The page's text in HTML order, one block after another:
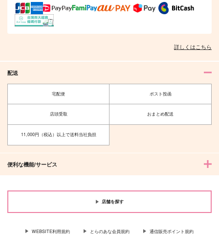
作品詳細 作品詳細 作品詳細
制服、深夜2時。 2
竹書房
858円
作品詳細
666DOPES
KADOKAWA
作品詳細
イト
792
作品詳細
詳しくはこちら
配送
宅配便 ポスト投函
店頭受取 おまとめ配送
11,000円（税込）以上で送料当社負担
便利な機能/サービス
店舗を探す
WEBSITE利用規約 とらのあな会員規約 通信販売ポイント規約